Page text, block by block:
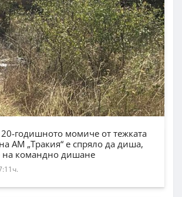
годишното момиче от тежката
АМ „Тракия“ е спряло да диша,
на командно дишане